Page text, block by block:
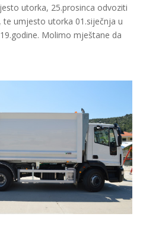
utorka, 25.prosinca odvoziti
te umjesto utorka 01.siječnja u
Molimo mještane da